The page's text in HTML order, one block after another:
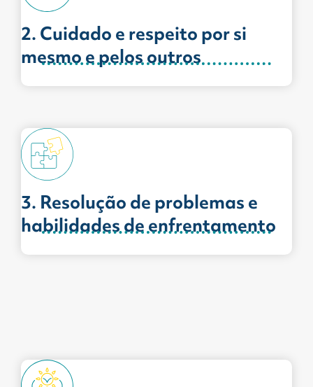
2. Cuidado e respeito por si
mesmo e pelos outros
3. Resolução de problemas e
habilidades de enfrentamento